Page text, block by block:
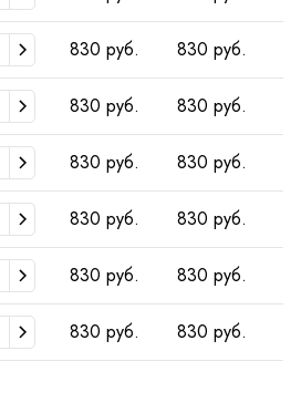
830 руб. 830 руб.
830 руб. 830 руб.
830 руб. 830 руб.
830 руб. 830 руб.
830 руб. 830 руб.
830 руб. 830 руб.